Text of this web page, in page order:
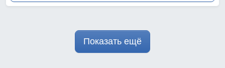
Показать ещё